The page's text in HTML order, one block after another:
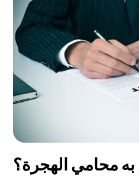
به محامي الهجرة؟